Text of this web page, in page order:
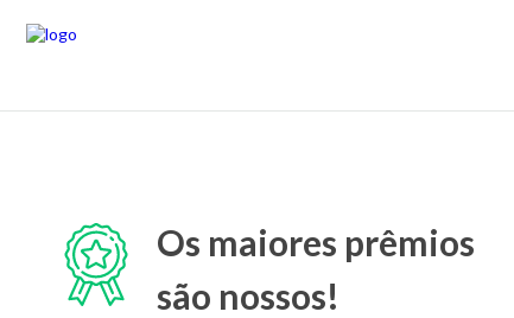
Os maiores prêmios
são nossos!